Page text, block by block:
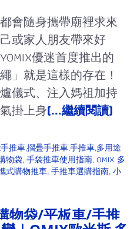
會隨身攜帶廟裡求來
或家人朋友帶來好
優迷首度推出的
」就是這樣的存在！
儀式、注入媽祖加持
掛上身(...繼續閱讀)
物袋/平板車/手推